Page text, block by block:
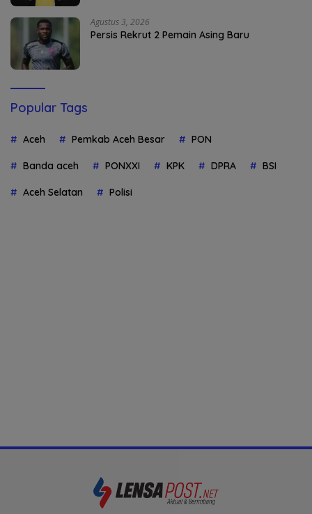
Agustus 3, 2026
Persis Rekrut 2 Pemain Asing Baru
Popular Tags
Aceh Pemkab Aceh Besar PON
Banda aceh PONXXI KPK DPRA BSI
Aceh Selatan Polisi